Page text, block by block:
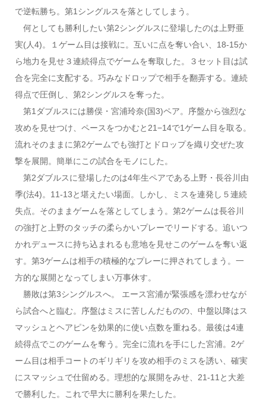
で逆転勝ち。第1シングルスを落としてしまう。
何としても勝利したい第2シングルスに登場したのは上野亜
実(人4)。１ゲーム目は接戦に。互いに点を奪い合い、18-15か
ら地力を見せ３連続得点でゲームを奪取した。３セット目は試
合を完全に支配する。巧みなドロップで相手を翻弄する。連続
得点で圧倒し、第2シングルスを奪った。
第1ダブルスには勝俣・宮浦玲奈(国3)ペア。序盤から強烈な
攻めを見せつけ、ペースをつかむと21−14で1ゲーム目を取る。
流れそのままに第2ゲームでも強打とドロップを織り交ぜた攻
撃を展開。簡単にこの試合をモノにした。
第2ダブルスに登場したのは4年生ペアである上野・長谷川由
季(法4)。11-13と堪えたい場面。しかし、ミスを連発し５連続
失点。そのままゲームを落としてしまう。第2ゲームは長谷川
の強打と上野のタッチの柔らかいプレーでリードする。追いつ
かれデュースに持ち込まれるも意地を見せこのゲームを奪い返
す。第3ゲームは相手の積極的なプレーに押されてしまう。一
方的な展開となってしまい万事休す。
勝敗は第3シングルスへ。 エース宮浦が緊張感を漂わせなが
ら試合へと臨む。序盤はミスに苦しんだものの、中盤以降はス
マッシュとヘアピンを効果的に使い点数を重ねる。最後は4連
続得点でこのゲームを奪う。完全に流れを手にした宮浦。2ゲ
ーム目は相手コートのギリギリを攻め相手のミスを誘い、確実
にスマッシュで仕留める。理想的な展開をみせ、21-11と大差
で勝利した。これで早大に勝利を果たした。